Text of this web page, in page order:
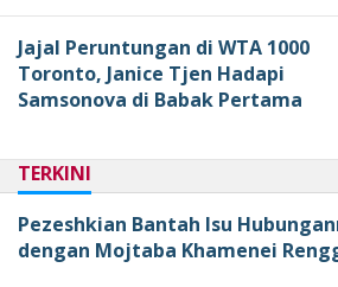
Jajal Peruntungan di WTA 1000
Toronto, Janice Tjen Hadapi
Samsonova di Babak Pertama
TERKINI
Pezeshkian Bantah Isu
dengan Mojtaba Khamenei